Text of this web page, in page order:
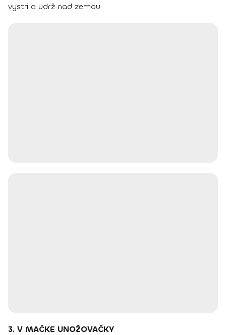
vystri a udrž nad zemou
3. V MAČKE UNOŽOVAČKY